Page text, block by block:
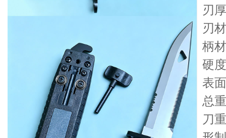
刃
刃
柄
硬
表
总
刀